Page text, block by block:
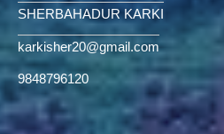
SHERBAHADUR KARKI
karkisher20@gmail.com
9848796120